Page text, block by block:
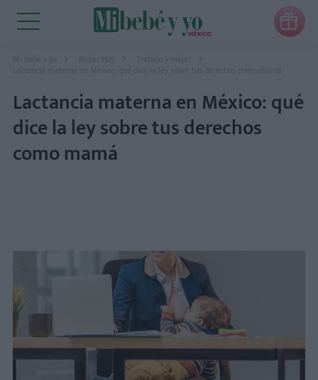

Mi bebé y yo Mujer Hoy
Lactancia materna en México: qué dice la ley sobre tus derechos como mamá
Lactancia materna en México: qué
dice la ley sobre tus derechos
como mamá